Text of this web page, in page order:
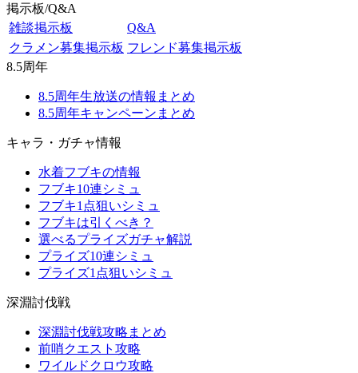
掲示板/Q&A
雑談掲示板
Q&A
クラメン募集掲示板 フレンド募集掲示板
8.5周年
8.5周年生放送の情報まとめ
8.5周年キャンペーンまとめ
キャラ・ガチャ情報
水着フブキの情報
フブキ10連シミュ
フブキ1点狙いシミュ
フブキは引くべき？
選べるプライズガチャ解説
プライズ10連シミュ
プライズ1点狙いシミュ
深淵討伐戦
深淵討伐戦攻略まとめ
前哨クエスト攻略
ワイルドクロウ攻略